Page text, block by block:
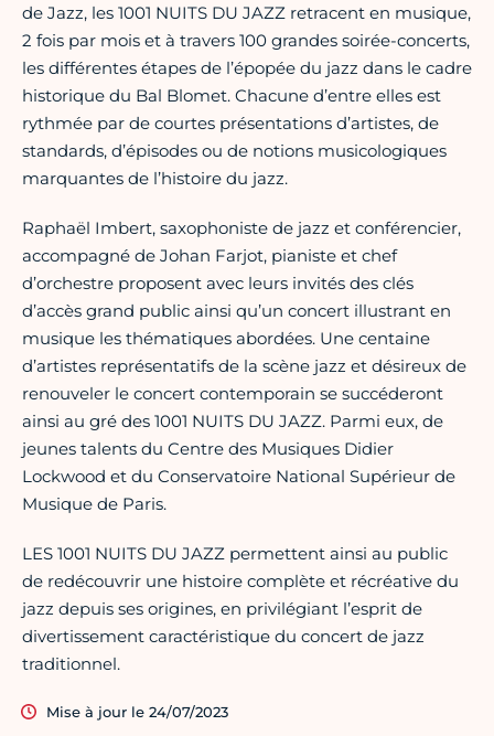
de Jazz, les 1001 NUITS DU JAZZ retracent en musique,
2 fois par mois et à travers 100 grandes soirée-concerts,
les différentes étapes de l’épopée du jazz dans le cadre
historique du Bal Blomet. Chacune d’entre elles est
rythmée par de courtes présentations d’artistes, de
standards, d’épisodes ou de notions musicologiques
marquantes de l’histoire du jazz.
Raphaël Imbert, saxophoniste de jazz et conférencier,
accompagné de Johan Farjot, pianiste et chef
d’orchestre proposent avec leurs invités des clés
d’accès grand public ainsi qu’un concert illustrant en
musique les thématiques abordées. Une centaine
d’artistes représentatifs de la scène jazz et désireux de
renouveler le concert contemporain se succéderont
ainsi au gré des 1001 NUITS DU JAZZ. Parmi eux, de
jeunes talents du Centre des Musiques Didier
Lockwood et du Conservatoire National Supérieur de
Musique de Paris.
LES 1001 NUITS DU JAZZ permettent ainsi au public
de redécouvrir une histoire complète et récréative du
jazz depuis ses origines, en privilégiant l’esprit de
divertissement caractéristique du concert de jazz
traditionnel.
Mise à jour le 24/07/2023